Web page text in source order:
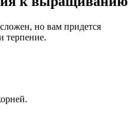
но вам придется
терпение.